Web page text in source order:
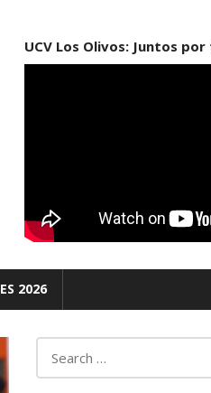
UCV Los Olivos: Juntos
2026